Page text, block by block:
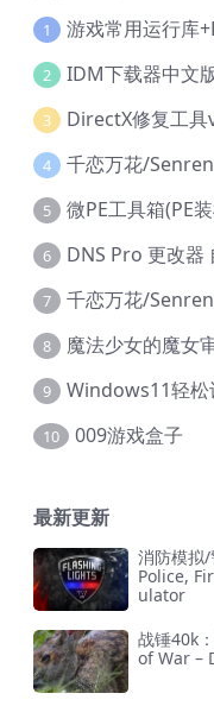
1 游戏常用运行库
2
3 DirectX修复工具
4 千恋万花/
5 微PE工具箱(PE
6 DNS Pro 更改器
7 千恋万花/
8 魔法少女的魔女
9 Windows11轻
10 009游戏盒子
最新更新
消防模拟
Police,
ulator
战锤40k
of War –